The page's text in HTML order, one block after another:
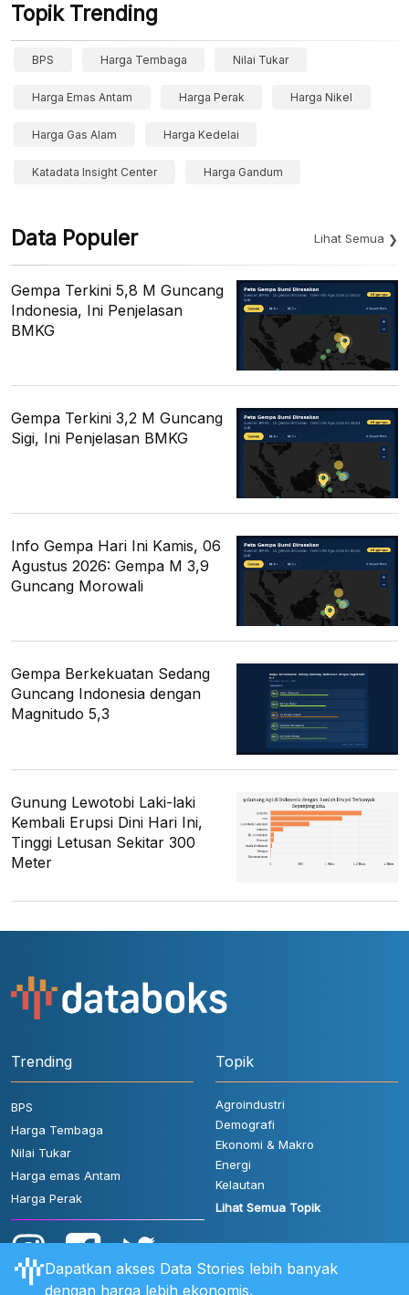
Topik Trending
BPS Harga Tembaga Nilai Tukar
Harga Emas Antam Harga Perak Harga Nikel
Harga Gas Alam Harga Kedelai
Katadata Insight Center Harga Gandum
Data Populer Lihat Semua
Gempa Terkini 5,8 M Guncang
Indonesia, Ini Penjelasan
BMKG
Gempa Terkini 3,2 M Guncang
Sigi, Ini Penjelasan BMKG
Info Gempa Hari Ini Kamis, 06
Agustus 2026: Gempa M 3,9
Guncang Morowali
Gempa Berkekuatan Sedang
Guncang Indonesia dengan
Magnitudo 5,3
Gunung Lewotobi Laki-laki
Kembali Erupsi Dini Hari Ini,
Tinggi Letusan Sekitar 300
Meter
Trending
BPS
Harga Tembaga
Nilai Tukar
Harga emas Antam
Harga Perak
Topik
Agroindustri
Demografi
Ekonomi & Makro
Energi
Kelautan
Lihat Semua Topik
Dapatkan akses Data Stories lebih banyak
dengan harga lebih ekonomis.